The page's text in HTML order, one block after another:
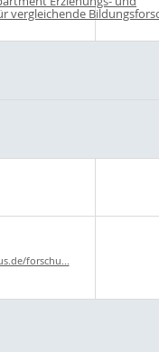
vergleichende
forschu...